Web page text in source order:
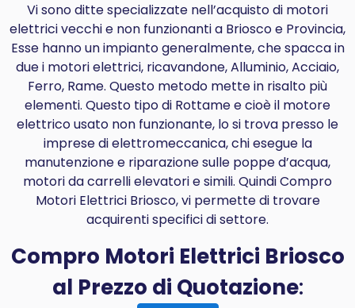
Vi sono ditte specializzate nell’acquisto di motori
elettrici vecchi e non funzionanti a Briosco e Provincia,
Esse hanno un impianto generalmente, che spacca in
due i motori elettrici, ricavandone, Alluminio, Acciaio,
Ferro, Rame. Questo metodo mette in risalto più
elementi. Questo tipo di Rottame e cioè il motore
elettrico usato non funzionante, lo si trova presso le
imprese di elettromeccanica, chi esegue la
manutenzione e riparazione sulle poppe d’acqua,
motori da carrelli elevatori e simili. Quindi Compro
Motori Elettrici Briosco, vi permette di trovare
acquirenti specifici di settore.
Compro Motori Elettrici Briosco
al Prezzo di Quotazione: